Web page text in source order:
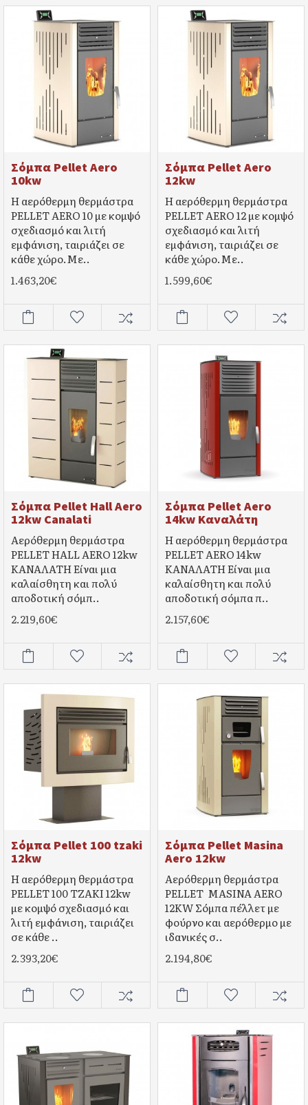
Σόμπα Pellet Aero
10kw
Η αερόθερμη θερμάστρα
PELLET AERO 10 με κομψό
σχεδιασμό και λιτή
εμφάνιση, ταιριάζει σε
κάθε χώρο.Mε..
1.463,20€
Σόμπα Pellet Aero
12kw
Η αερόθερμη θερμάστρα
PELLET AERO 12 με κομψό
σχεδιασμό και λιτή
εμφάνιση, ταιριάζει σε
κάθε χώρο.Mε..
1.599,60€
Σόμπα Pellet Hall Aero
12kw Canalati
Αερόθερμη θερμάστρα
PELLET HALL AERO 12kw
ΚΑΝΑΛΑΤΗ Είναι μια
καλαίσθητη και πολύ
αποδοτική σόμπ..
2.219,60€
Σόμπα Pellet Aero
14kw Καναλάτη
Η αερόθερμη θερμάστρα
PELLET AERO 14kw
ΚΑΝΑΛΑΤΗ Είναι μια
καλαίσθητη και πολύ
αποδοτική σόμπα π..
2.157,60€
Σόμπα Pellet 100 tzaki
12kw
Η αερόθερμη θερμάστρα
PELLET 100 ΤΖΑΚΙ 12kw
με κομψό σχεδιασμό και
λιτή εμφάνιση, ταιριάζει
σε κάθε ..
2.393,20€
Σόμπα Pellet Masina
Aero 12kw
Αερόθερμη θερμάστρα
PELLET MASINA AERO
12KW Σόμπα πέλλετ με
φούρνο και αερόθερμο με
ιδανικές σ..
2.194,80€